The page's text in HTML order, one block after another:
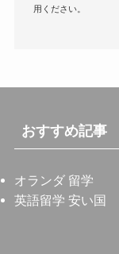
用ください。
おすすめ記事
オランダ 留学
英語留学 安い国